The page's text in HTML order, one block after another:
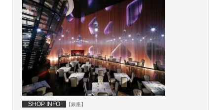
SHOP INFO 【銀座】